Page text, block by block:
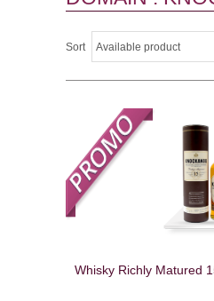
Sort
Whisky Richly Matured